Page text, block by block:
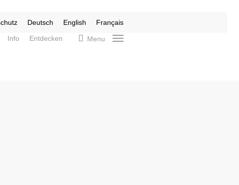
Deutsch English
Français
Info Entdecken search
Menu